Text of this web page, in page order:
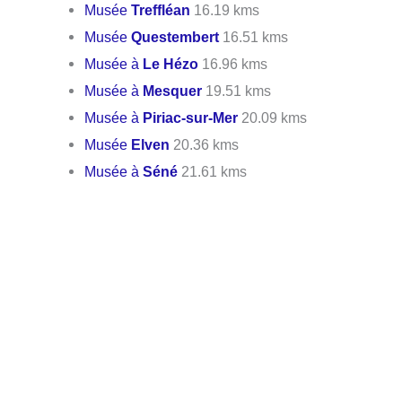
MuséeTreffléan 16.19 kms
MuséeQuestembert 16.51 kms
Musée à Le Hézo 16.96 kms
Musée à Mesquer 19.51 kms
Musée à Piriac-sur-Mer 20.09 kms
Musée Elven 20.36 kms
Musée àSéné 21.61 kms